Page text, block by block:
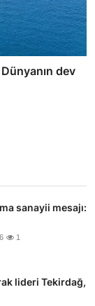
dev
sanayii mesajı:
1
lideri Tekirdağ,